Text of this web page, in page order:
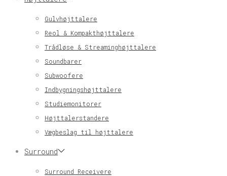
Gulvhøjttalere
Reol & Kompakthøjttalere
Trådløse & Streaminghøjttalere
Soundbarer
Subwoofere
Indbygningshøjttalere
Studiemonitorer
Højttalerstandere
Vægbeslag til højttalere
Surround
Surround Receivere